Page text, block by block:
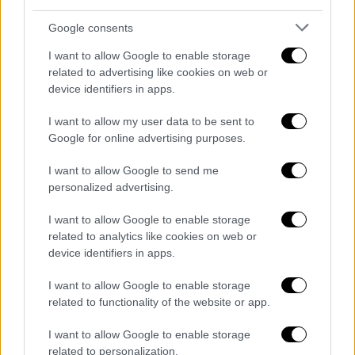
Google consents
I want to allow Google to enable storage
related to advertising like cookies on web or
device identifiers in apps.
I want to allow my user data to be sent to
Google for online advertising purposes.
I want to allow Google to send me
personalized advertising.
I want to allow Google to enable storage
related to analytics like cookies on web or
device identifiers in apps.
I want to allow Google to enable storage
related to functionality of the website or app.
I want to allow Google to enable storage
related to personalization.
προεδρικές εκλογές του επόμενου έτους,
ουσιαστικά ισοδυναμεί με προπαγάνδα για
τον Μαδούρο σε ένα σπάνιο θέμα που
υπερβαίνει τις αντιπαλότητες των
Δεν υπήρξε καμπάνια για το «όχι». Η Γουιάνα
λέει ότι η ψηφοφορία αποτελεί παραβίαση
του διεθνούς δικαίου και έχει λάβει
Καραϊβικής (Caricom) και τον Οργανισμό
Αμερικανικών Κρατών (OAS).
Ο πραγματικός λόγος;
Ορισμένοι λένε ότι το πραγματικό ζήτημα
είναι το πετρέλαιο, με τη διαμάχη να